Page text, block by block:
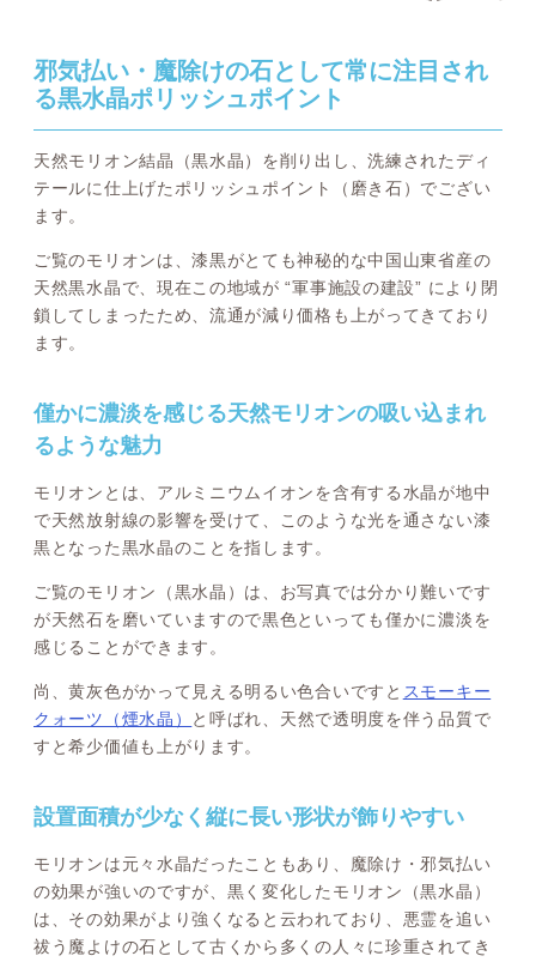
邪気払い・魔除けの石として常に注目され
る黒水晶ポリッシュポイント
天然モリオン結晶（黒水晶）を削り出し、洗練されたディ
テールに仕上げたポリッシュポイント（磨き石）でござい
ます。
ご覧のモリオンは、漆黒がとても神秘的な中国山東省産の
天然黒水晶で、現在この地域が “軍事施設の建設” により閉
鎖してしまったため、流通が減り価格も上がってきており
ます。
僅かに濃淡を感じる天然モリオンの吸い込まれ
るような魅力
モリオンとは、アルミニウムイオンを含有する水晶が地中
で天然放射線の影響を受けて、このような光を通さない漆
黒となった黒水晶のことを指します。
ご覧のモリオン（黒水晶）は、お写真では分かり難いです
が天然石を磨いていますので黒色といっても僅かに濃淡を
感じることができます。
尚、黄灰色がかって見える明るい色合いですと スモーキー
クォーツ（煙水晶）
と呼ばれ、天然で透明度を伴う品質で
すと希少価値も上がります。
設置面積が少なく縦に長い形状が飾りやすい
モリオンは元々水晶だったこともあり、魔除け・邪気払い
の効果が強いのですが、黒く変化したモリオン（黒水晶）
は、その効果がより強くなると云われており、悪霊を追い
祓う魔よけの石として古くから多くの人々に珍重されてき